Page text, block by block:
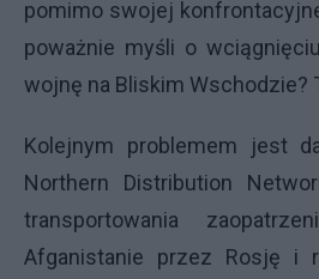
pomimo swojej
poważnie myśli o
wojnę na Bliskim Wschodzie?
Kolejnym problemem jest
Northern Distribution
transportowania
Afganistanie przez Rosję i